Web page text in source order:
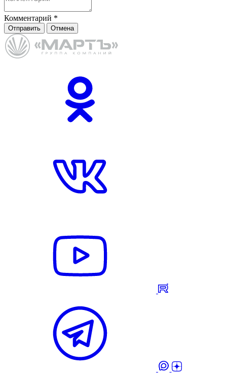
Комментарий *
Отправить Отмена